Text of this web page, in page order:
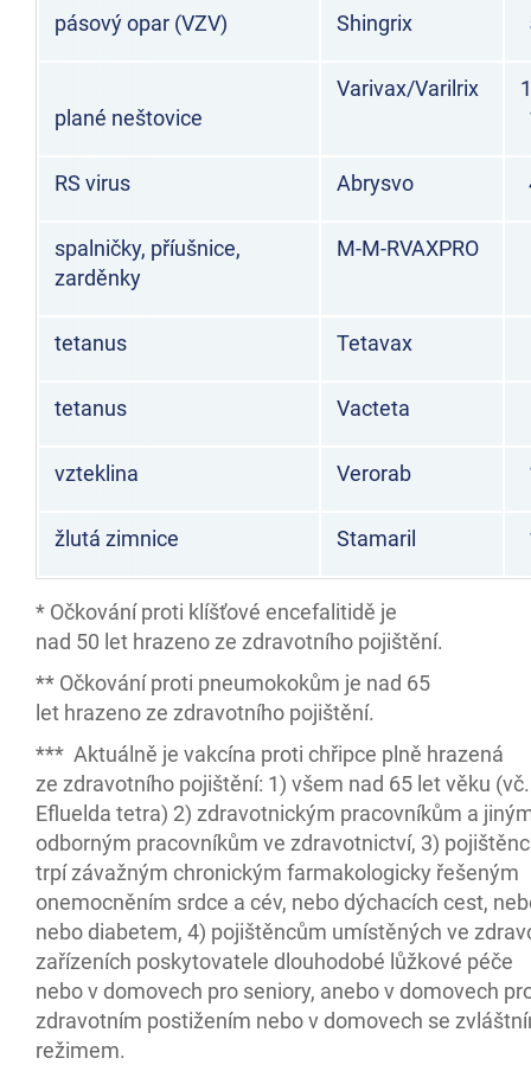
pásový opar (VZV) Shingrix
plané neštovice
Varivax/Varilrix
RS virus Abrysvo
spalničky, příušnice,
zarděnky
M-M-RVAXPRO
tetanus Tetavax
tetanus Vacteta
vzteklina Verorab
žlutá zimnice Stamaril
* Očkování proti klíšťové encefalitidě je
nad 50 let hrazeno ze zdravotního pojištění.
** Očkování proti pneumokokům je nad 65
let hrazeno ze zdravotního pojištění.
*** Aktuálně je vakcína proti chřipce plně hrazená
ze zdravotního pojištění: 1) všem nad 65 let věku
Efluelda tetra) 2) zdravotnickým pracovníkům a
odborným pracovníkům ve zdravotnictví, 3)
trpí závažným chronickým farmakologicky řešeným
onemocněním srdce a cév, nebo dýchacích cest,
nebo diabetem, 4) pojištěncům umístěných ve
zařízeních poskytovatele dlouhodobé lůžkové péče
nebo v domovech pro seniory, anebo v domovech
zdravotním postižením nebo v domovech se
režimem.